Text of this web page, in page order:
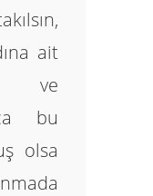
ait
bu
olsa